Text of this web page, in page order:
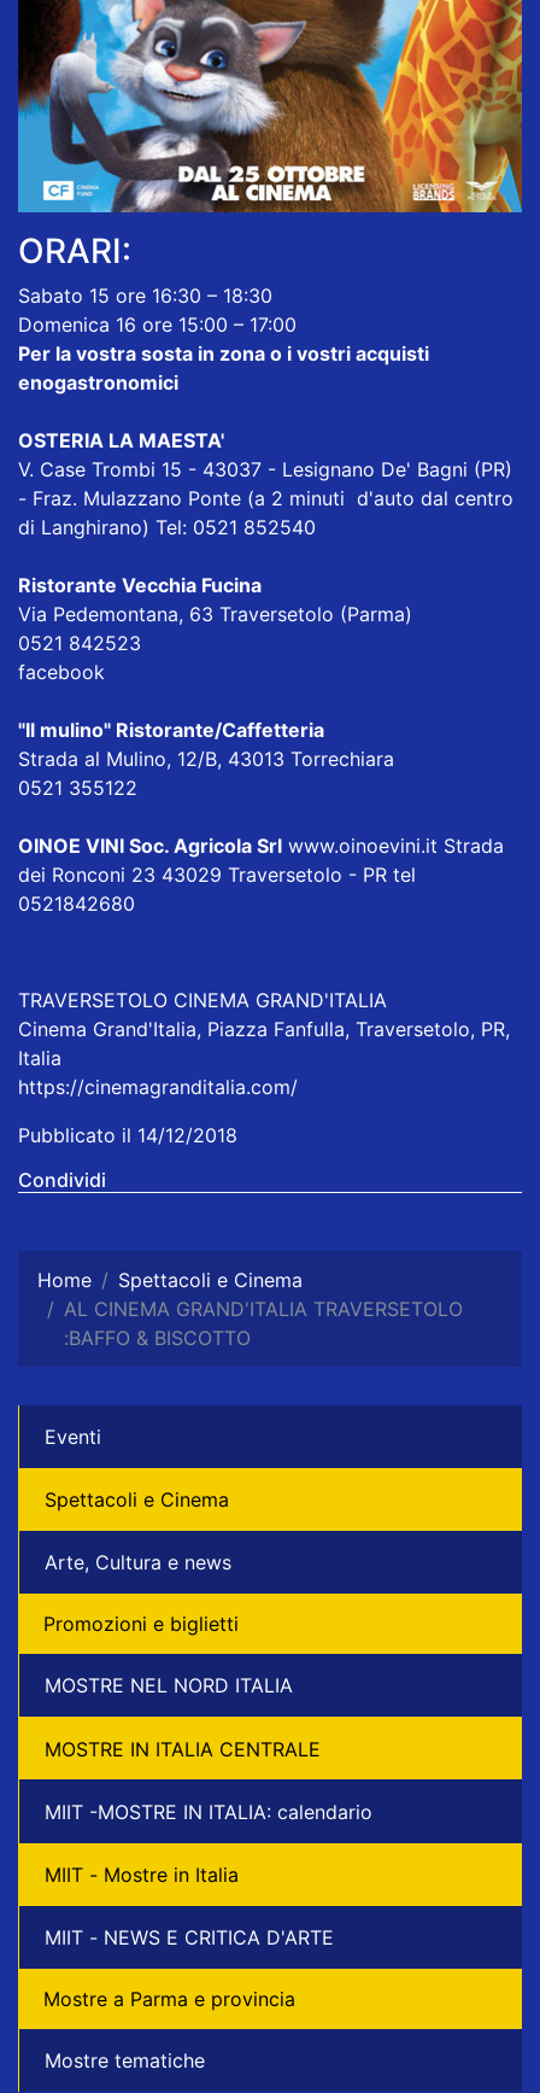
ORARI:
Sabato 15 ore 16:30 – 18:30
Domenica 16 ore 15:00 – 17:00
Per la vostra sosta in zona o i vostri acquisti
enogastronomici
OSTERIA LA MAESTA'
V. Case Trombi 15 - 43037 - Lesignano De' Bagni (PR)
- Fraz. Mulazzano Ponte (a 2 minuti d'auto dal centro
di Langhirano) Tel: 0521 852540
Ristorante Vecchia Fucina
Via Pedemontana, 63 Traversetolo (Parma)
0521 842523
facebook
"Il mulino" Ristorante/Caffetteria
Strada al Mulino, 12/B, 43013 Torrechiara
0521 355122
OINOE VINI Soc. Agricola Srl www.oinoevini.it Strada
dei Ronconi 23 43029 Traversetolo - PR tel
0521842680
TRAVERSETOLO CINEMA GRAND'ITALIA
Cinema Grand'Italia, Piazza Fanfulla, Traversetolo, PR,
Italia
https://cinemagranditalia.com/
Pubblicato il 14/12/2018
Condividi
Home
Spettacoli e Cinema
AL CINEMA GRAND'ITALIA TRAVERSETOLO
:BAFFO & BISCOTTO
Eventi
Spettacoli e Cinema
Arte, Cultura e news
Promozioni e biglietti
MOSTRE NEL NORD ITALIA
MOSTRE IN ITALIA CENTRALE
MIIT -MOSTRE IN ITALIA: calendario
MIIT - Mostre in Italia
MIIT - NEWS E CRITICA D'ARTE
Mostre a Parma e provincia
Mostre tematiche